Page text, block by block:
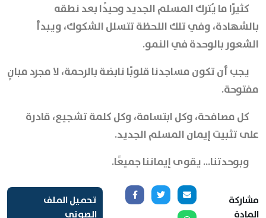
كثيرًا ما يُترك المسلم الجديد وحيدًا بعد نطقه
بالشهادة، وفي تلك اللحظة تتسلل الشكوك، ويبدأ
الشعور بالوحدة في النمو.
يجب أن تكون مساجدنا قلوبًا نابضة بالرحمة، لا مجرد مبانٍ
مفتوحة.
كل مصافحة، وكل ابتسامة، وكل كلمة تشجيع، قادرة
على تثبيت إيمان المسلم الجديد.
وبوحدتنا… يقوى إيماننا جميعًا.
مشاركة
المادة
تحميل الملف
الصوتي